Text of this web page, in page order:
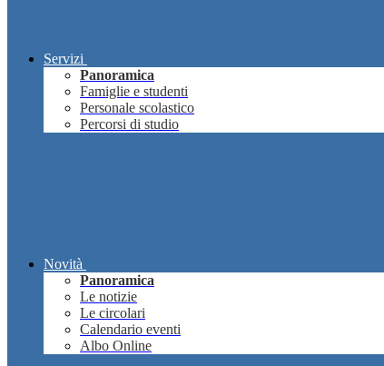
Servizi
Panoramica
Famiglie e studenti
Personale scolastico
Percorsi di studio
Novità
Panoramica
Le notizie
Le circolari
Calendario eventi
Albo Online